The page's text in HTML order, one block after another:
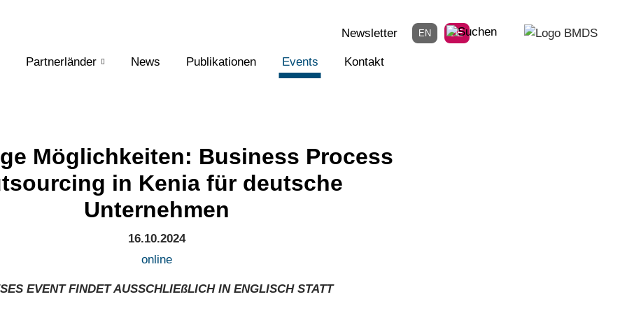
Partnerländer News Publikationen Events Kontakt
Newsletter EN DE
Möglichkeiten: Business Process
in Kenia für deutsche
Unternehmen
16.10.2024
online
EVENT FINDET AUSSCHLIEßLICH IN ENGLISCH STATT